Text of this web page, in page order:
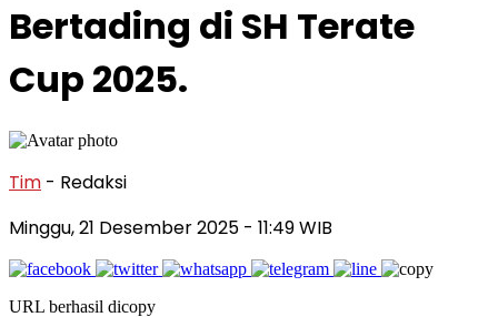
Bertading di SH Terate
Cup 2025.
Tim - Redaksi
Minggu, 21 Desember 2025 - 11:49 WIB
URL berhasil dicopy